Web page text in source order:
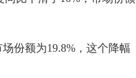
份额为19.8%，这个降幅